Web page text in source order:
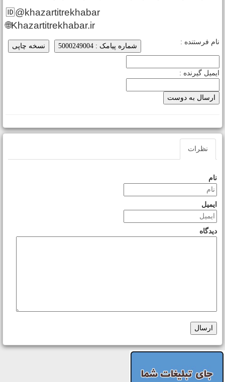
🆔@khazartitrekhabar
🌐Khazartitrekhabar.ir
نسخه چاپی شماره پیامک : 5000249004
فرستنده :
گیرنده :
نظرات
نام
ایمیل
دیدگاه
ارسال